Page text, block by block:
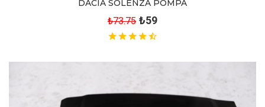
DACIA SOLENZA POMPA
₺73.75 ₺59